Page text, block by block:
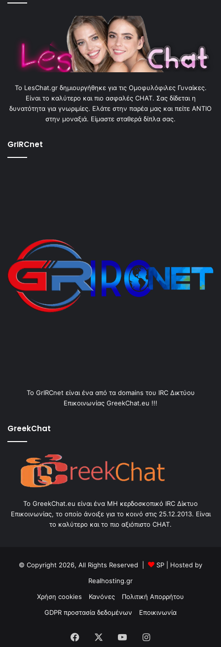
To LesChat.gr δημιουργήθηκε για τις Ομοφυλόφιλες Γυναίκες.
Είναι το καλύτερο και πιο ασφαλές CHAT. Σας δίδεται η
δυνατότητα για γνωριμίες. Ελάτε στην παρέα μας και πείτε ΑΝΤΙΟ
στην μοναξιά. Είμαστε σταθερά δίπλα σας.
GrIRCnet
Το GrIRCnet είναι ένα από τα domains του IRC Δικτύου
Επικοινωνίας GreekChat.eu !!!
GreekChat
Το GreekChat.eu είναι ένα ΜΗ κερδοσκοπικό IRC Δίκτυο
Επικοινωνίας, το οποίο άνοιξε για το κοινό στις 25.12.2013. Είναι
το καλύτερο και το πιο αξιόπιστο CHAT.
© Copyright 2026, All Rights Reserved | SP | Hosted by
Realhosting.gr
Χρήση cookies
Κανόνες
Πολιτική Απορρήτου
GDPR προστασία δεδομένων
Εποικινωνία
Facebook YouTubeInstagram